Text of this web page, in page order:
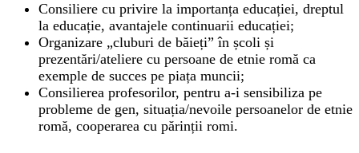
Consiliere cu privire la importanța educației, dreptul
la educație, avantajele continuarii educației;
Organizare „cluburi de băieți” în școli și
prezentări/ateliere cu persoane de etnie romă ca
exemple de succes pe piața muncii;
Consilierea profesorilor, pentru a-i sensibiliza pe
probleme de gen, situația/nevoile persoanelor de etnie
romă, cooperarea cu părinții romi.